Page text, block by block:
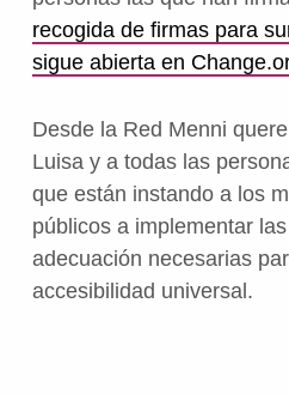
recogida de firmas para
sigue abierta en
Desde la Red Menni
Luisa y a todas las
que están instando a los
públicos a implementar
adecuación necesarias
accesibilidad universal.